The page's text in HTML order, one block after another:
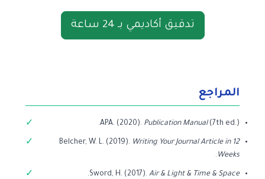
تدقيق أكاديمي بـ 24 ساعة
المراجع
APA. (2020). Publication Manual(7th ed.).
Belcher, W. L. (2019). Writing Your Journal Article in 12
Weeks
.
Sword, H. (2017).Air & Light & Time & Space
.